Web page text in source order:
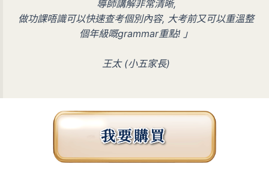
導師講解非常清晰,
做功課唔識可以快速查考個別內容, 大考前又可以重溫整
個年級嘅grammar重點! 」
王太 (小五家長)